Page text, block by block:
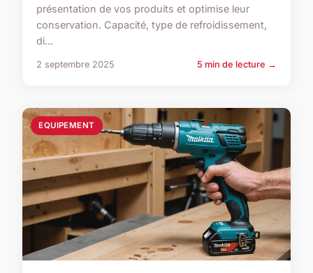
présentation de vos produits et optimise leur
conservation. Capacité, type de refroidissement,
di...
2 septembre 2025 5 min de lecture →
EQUIPEMENT